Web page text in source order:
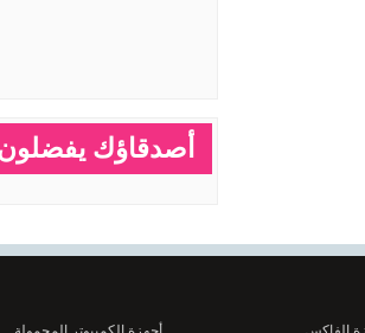
أصدقاؤك يفضلون: